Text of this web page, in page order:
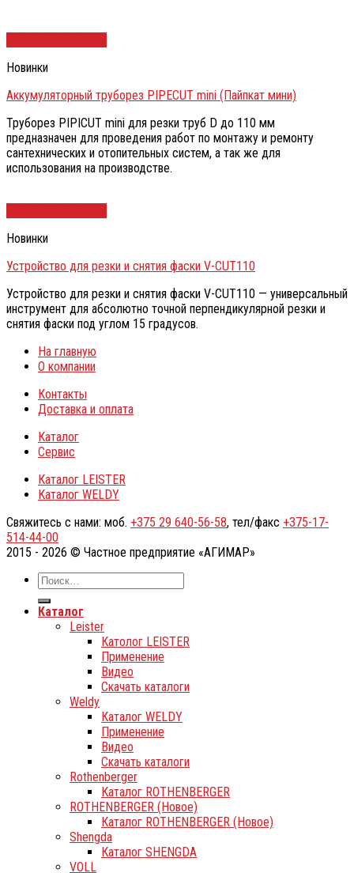
Новинки
Аккумуляторный труборез PIPECUT mini (Пайпкат мини)
Труборез PIPICUT mini для резки труб D до 110 мм
предназначен для проведения работ по монтажу и ремонту
сантехнических и отопительных систем, а так же для
использования на производстве.
Новинки
Устройство для резки и снятия фаски V-CUT110
Устройство для резки и снятия фаски V-CUT110 — универсальный
инструмент для абсолютно точной перпендикулярной резки и
снятия фаски под углом 15 градусов.
На главную
О компании
Контакты
Доставка и оплата
Каталог
Сервис
Каталог LEISTER
Каталог WELDY
Свяжитесь с нами: моб. +375 29 640-56-58, тел/факс +375-17-
514-44-00
2015 - 2026 © Частное предприятие «АГИМАР»
Каталог
Leister
Католог LEISTER
Применение
Видео
Скачать каталоги
Weldy
Каталог WELDY
Применение
Видео
Скачать каталоги
Rothenberger
Каталог ROTHENBERGER
ROTHENBERGER (Новое)
Каталог ROTHENBERGER (Новое)
Shengda
Каталог SHENGDA
VOLL